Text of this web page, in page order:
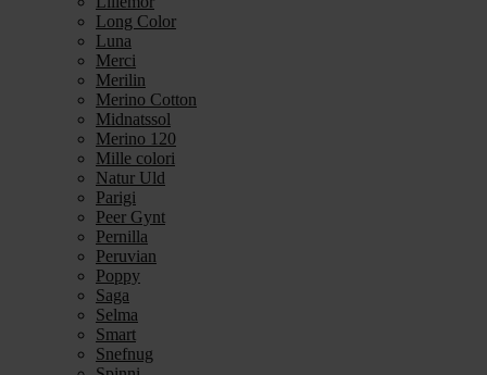
Long Color
Luna
Merci
Merilin
Merino Cotton
Midnatssol
Merino 120
Mille colori
Natur Uld
Parigi
Peer Gynt
Pernilla
Peruvian
Poppy
Saga
Selma
Smart
Snefnug